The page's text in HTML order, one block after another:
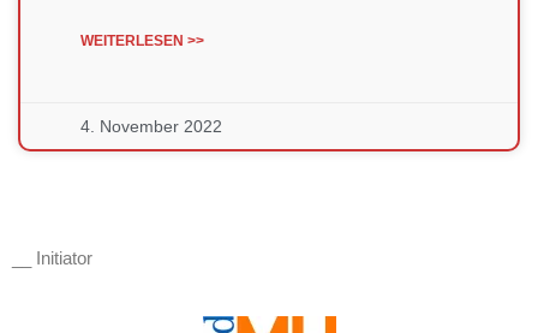
WEITERLESEN >>
4. November 2022
__ Initiator